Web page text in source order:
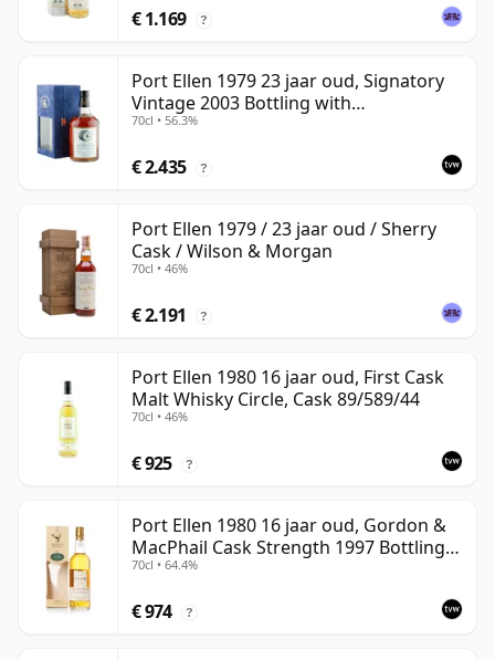
€ 1.169 ?
Port Ellen 1979 23 jaar oud, Signatory
Vintage 2003 Bottling with
Presentation Box - Cask 6774 | Single
Whisky Vault
70cl • 56.3%
€ 2.435 ?
Port Ellen 1979 / 23 jaar oud / Sherry
Cask / Wilson & Morgan
70cl • 46%
€ 2.191 ?
Port Ellen 1980 16 jaar oud, First Cask
Malt Whisky Circle, Cask 89/589/44
70cl • 46%
€ 925 ?
Port Ellen 1980 16 jaar oud, Gordon &
MacPhail Cask Strength 1997 Bottling
with Box
70cl • 64.4%
€ 974 ?